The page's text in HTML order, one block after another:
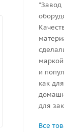
"Завод
и
как
для
Все